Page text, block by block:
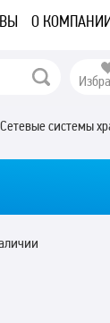
О
системы